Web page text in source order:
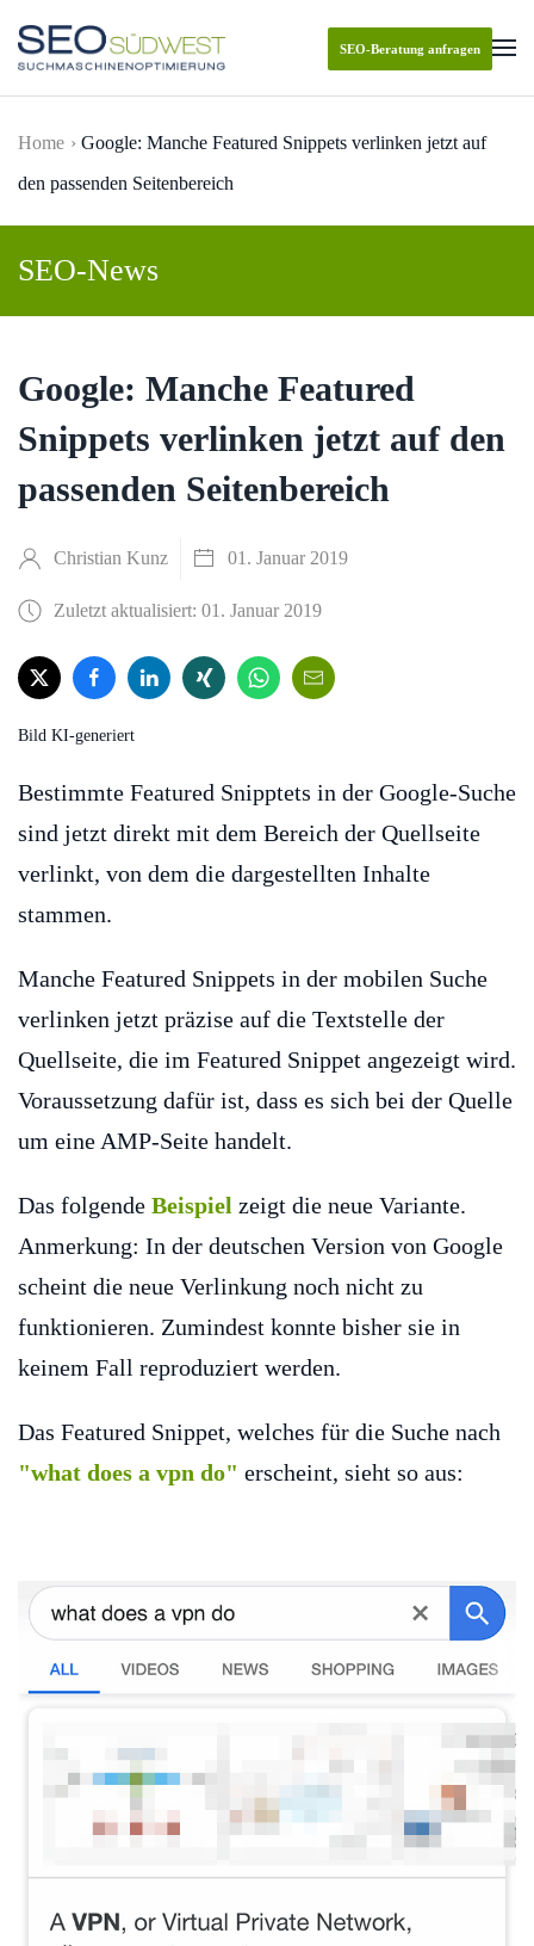
Skip to main content
SEO-Beratung anfragen
Home
Google: Manche Featured Snippets verlinken jetzt auf
den passenden Seitenbereich
SEO-News
Google: Manche Featured
Snippets verlinken jetzt auf den
passenden Seitenbereich
Christian Kunz 01. Januar 2019
Zuletzt aktualisiert: 01. Januar 2019
Bild KI-generiert
Bestimmte Featured Snipptets in der Google-Suche
sind jetzt direkt mit dem Bereich der Quellseite
verlinkt, von dem die dargestellten Inhalte
stammen.
Manche Featured Snippets in der mobilen Suche
verlinken jetzt präzise auf die Textstelle der
Quellseite, die im Featured Snippet angezeigt wird.
Voraussetzung dafür ist, dass es sich bei der Quelle
um eine AMP-Seite handelt.
Das folgende Beispiel zeigt die neue Variante.
Anmerkung: In der deutschen Version von Google
scheint die neue Verlinkung noch nicht zu
funktionieren. Zumindest konnte bisher sie in
keinem Fall reproduziert werden.
Das Featured Snippet, welches für die Suche nach
"what does a vpn do" erscheint, sieht so aus: